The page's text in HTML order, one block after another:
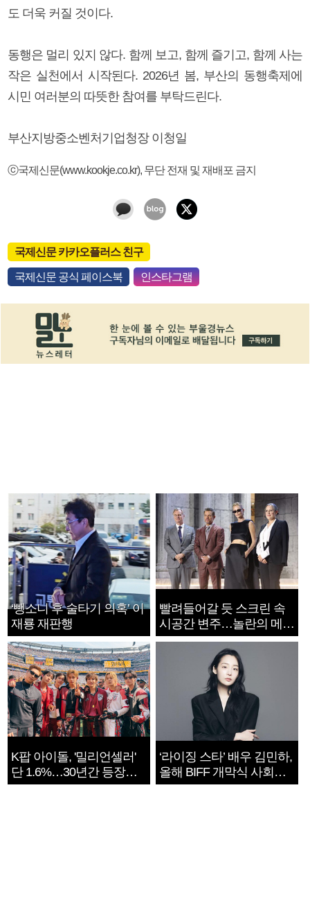
도 더욱 커질 것이다.
동행은 멀리 있지 않다. 함께 보고, 함께 즐기고, 함께 사는
작은 실천에서 시작된다. 2026년 봄, 부산의 동행축제에
시민 여러분의 따뜻한 참여를 부탁드린다.
부산지방중소벤처기업청장 이청일
ⓒ국제신문(www.kookje.co.kr), 무단 전재 및 재배포 금지
국제신문 카카오플러스 친구
국제신문 공식 페이스북 인스타그램
‘뺑소니 후 술타기 의혹’ 이
재룡 재판행
빨려들어갈 듯 스크린 속
시공간 변주…놀란의 메시
지는 ‘전쟁 속죄’
K팝 아이돌, '밀리언셀러'
단 1.6%…30년간 등장
1182개팀 전수조사
‘라이징 스타’ 배우 김민하,
올해 BIFF 개막식 사회자
확정